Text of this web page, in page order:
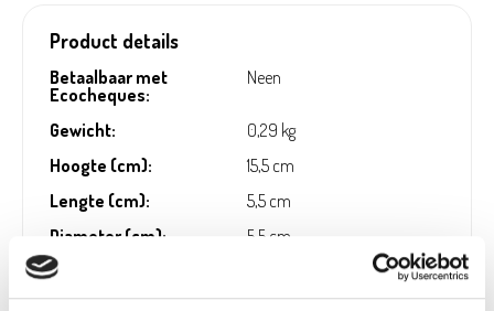
Product details
Betaalbaar met
Ecocheques:
Neen
Gewicht:
0,29 kg
Hoogte (cm):
15,5 cm
Lengte (cm):
5,5 cm
Diameter (cm):
5,5 cm
Material: